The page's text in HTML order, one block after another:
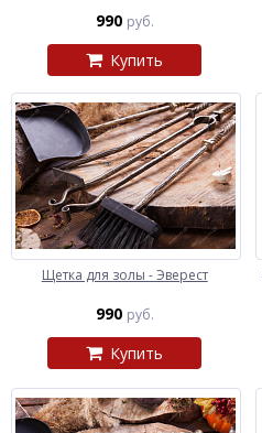
990 руб.
Купить
Щетка для золы - Эверест
990 руб.
Купить